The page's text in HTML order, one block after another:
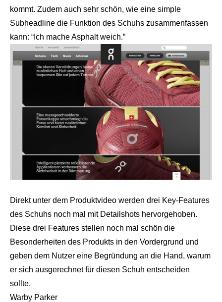
kommt. Zudem auch sehr schön, wie eine simple
Subheadline die Funktion des Schuhs zusammenfassen
kann: “Ich mache Asphalt weich.”
Direkt unter dem Produktvideo werden drei Key-Features
des Schuhs noch mal mit Detailshots hervorgehoben.
Diese drei Features stellen noch mal schön die
Besonderheiten des Produkts in den Vordergrund und
geben dem Nutzer eine Begründung an die Hand, warum
er sich ausgerechnet für diesen Schuh entscheiden
sollte.
Warby Parker